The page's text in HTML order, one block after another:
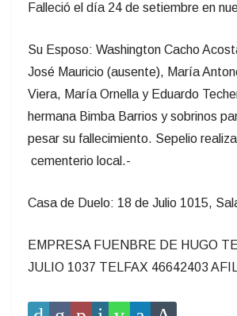
Falleció el día 24 de setiembre en
Su Esposo: Washington Cacho
José Mauricio (ausente), María
Viera, María Ornella y Eduardo
hermana Bimba Barrios y sobrinos
pesar su fallecimiento. Sepelio
cementerio local.-
Casa de Duelo: 18 de Julio 1015,
EMPRESA FUENBRE DE HUGO
JULIO 1037 TELFAX 46642403